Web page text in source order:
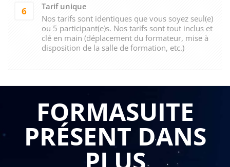
6
Tarif unique
Nos tarifs sont identiques que vous soyez seul(e)
ou 5 participant(e)s. Nos tarifs sont tout inclus et
clé en main (déplacement du formateur, mise à
disposition de la salle de formation, etc.)
FORMASUITE
PRÉSENT DANS
PLUS